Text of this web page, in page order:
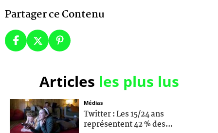
Partager ce Contenu
Articles les plus lus
Médias
Twitter : Les 15/24 ans
représentent 42 % des...